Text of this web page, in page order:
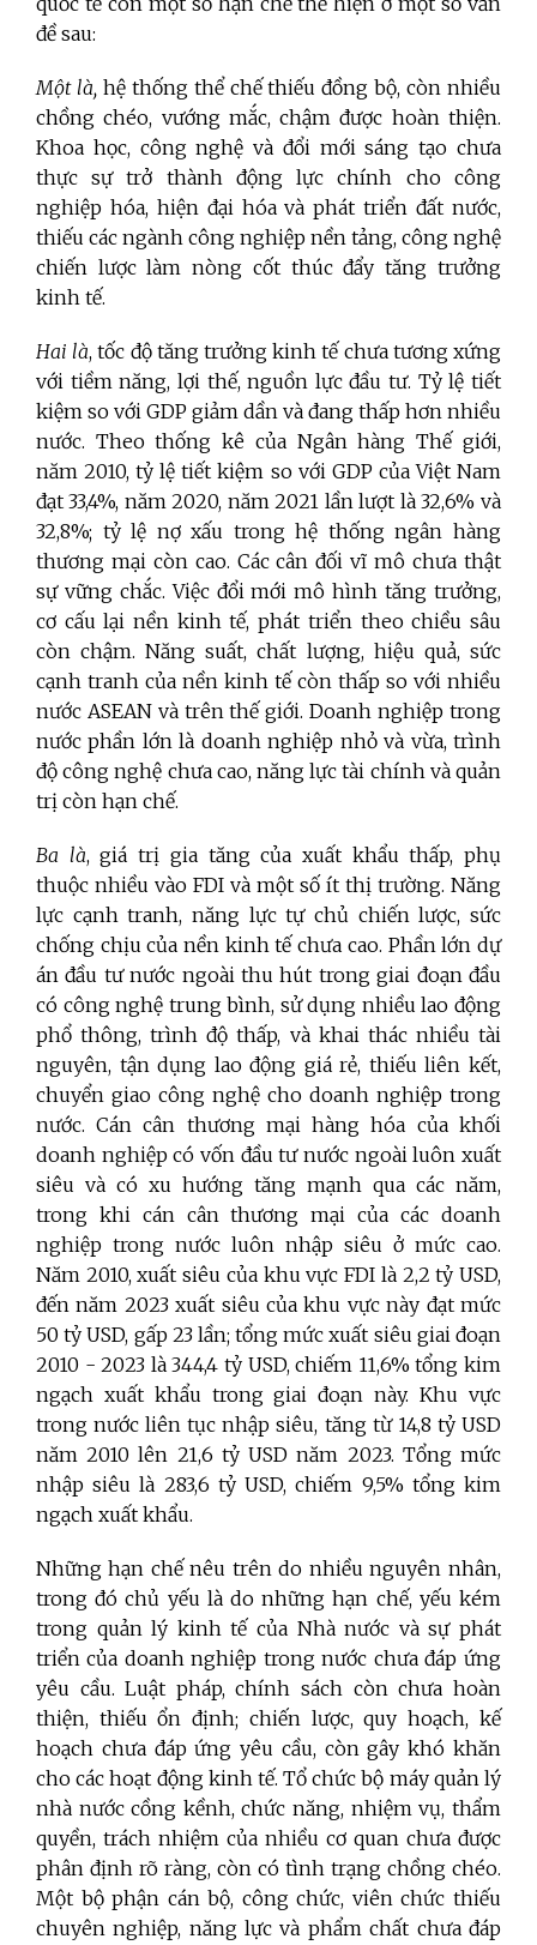
đề sau:
Một là,hệ thống thể chế thiếu đồng bộ, còn nhiều
chồng chéo, vướng mắc, chậm được hoàn thiện.
Khoa học, công nghệ và đổi mới sáng tạo chưa
thực sự trở thành động lực chính cho công
nghiệp hóa, hiện đại hóa và phát triển đất nước,
thiếu các ngành công nghiệp nền tảng, công nghệ
chiến lược làm nòng cốt thúc đẩy tăng trưởng
kinh tế.
Hai là, tốc độ tăng trưởng kinh tế chưa tương xứng
với tiềm năng, lợi thế, nguồn lực đầu tư. Tỷ lệ tiết
kiệm so với GDP giảm dần và đang thấp hơn nhiều
nước. Theo thống kê của Ngân hàng Thế giới,
năm 2010, tỷ lệ tiết kiệm so với GDP của Việt Nam
đạt 33,4%, năm 2020, năm 2021 lần lượt là 32,6% và
32,8%; tỷ lệ nợ xấu trong hệ thống ngân hàng
thương mại còn cao. Các cân đối vĩ mô chưa thật
sự vững chắc. Việc đổi mới mô hình tăng trưởng,
cơ cấu lại nền kinh tế, phát triển theo chiều sâu
còn chậm. Năng suất, chất lượng, hiệu quả, sức
cạnh tranh của nền kinh tế còn thấp so với nhiều
nước ASEAN và trên thế giới. Doanh nghiệp trong
nước phần lớn là doanh nghiệp nhỏ và vừa, trình
độ công nghệ chưa cao, năng lực tài chính và quản
trị còn hạn chế.
Ba là, giá trị gia tăng của xuất khẩu thấp, phụ
thuộc nhiều vào FDI và một số ít thị trường. Năng
lực cạnh tranh, năng lực tự chủ chiến lược, sức
chống chịu của nền kinh tế chưa cao. Phần lớn dự
án đầu tư nước ngoài thu hút trong giai đoạn đầu
có công nghệ trung bình, sử dụng nhiều lao động
phổ thông, trình độ thấp, và khai thác nhiều tài
nguyên, tận dụng lao động giá rẻ, thiếu liên kết,
chuyển giao công nghệ cho doanh nghiệp trong
nước. Cán cân thương mại hàng hóa của khối
doanh nghiệp có vốn đầu tư nước ngoài luôn xuất
siêu và có xu hướng tăng mạnh qua các năm,
trong khi cán cân thương mại của các doanh
nghiệp trong nước luôn nhập siêu ở mức cao.
Năm 2010, xuất siêu của khu vực FDI là 2,2 tỷ USD,
đến năm 2023 xuất siêu của khu vực này đạt mức
50 tỷ USD, gấp 23 lần; tổng mức xuất siêu giai đoạn
2010 - 2023 là 344,4 tỷ USD, chiếm 11,6% tổng kim
ngạch xuất khẩu trong giai đoạn này. Khu vực
trong nước liên tục nhập siêu, tăng từ 14,8 tỷ USD
năm 2010 lên 21,6 tỷ USD năm 2023. Tổng mức
nhập siêu là 283,6 tỷ USD, chiếm 9,5% tổng kim
ngạch xuất khẩu.
Những hạn chế nêu trên do nhiều nguyên nhân,
trong đó chủ yếu là do những hạn chế, yếu kém
trong quản lý kinh tế của Nhà nước và sự phát
triển của doanh nghiệp trong nước chưa đáp ứng
yêu cầu. Luật pháp, chính sách còn chưa hoàn
thiện, thiếu ổn định; chiến lược, quy hoạch, kế
hoạch chưa đáp ứng yêu cầu, còn gây khó khăn
cho các hoạt động kinh tế. Tổ chức bộ máy quản lý
nhà nước cồng kềnh, chức năng, nhiệm vụ, thẩm
quyền, trách nhiệm của nhiều cơ quan chưa được
phân định rõ ràng, còn có tình trạng chồng chéo.
Một bộ phận cán bộ, công chức, viên chức thiếu
chuyên nghiệp, năng lực và phẩm chất chưa đáp